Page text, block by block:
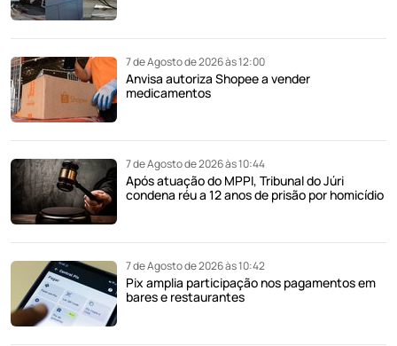
7 de Agosto de 2026 às 12:00
Anvisa autoriza Shopee a vender
medicamentos
7 de Agosto de 2026 às 10:44
Após atuação do MPPI, Tribunal do Júri
condena réu a 12 anos de prisão por homicídio
7 de Agosto de 2026 às 10:42
Pix amplia participação nos pagamentos em
bares e restaurantes